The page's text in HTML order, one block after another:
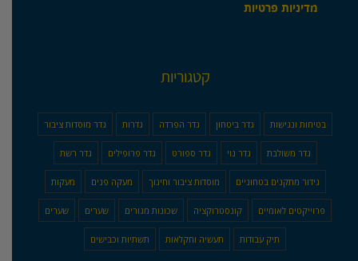
מדיניות פרטיות
קטגוריות
בטיחות ונגישות גדר ביטחון גדר הפרדה גדרות גדר מוסדות ציבור
גדר משולבת גדר נוי גדר ספורט גדר פרופילים גדר רשת
גידור מתקנים בטחוניים מוסדות ציבור וחינוך מעקה פנים מעקות
פרוייקטים לאומיים קונסטרוקציה שכונות מגורים שערים שערים
תיק עבודות תעשיה וחקלאות תשתיות וכבישים